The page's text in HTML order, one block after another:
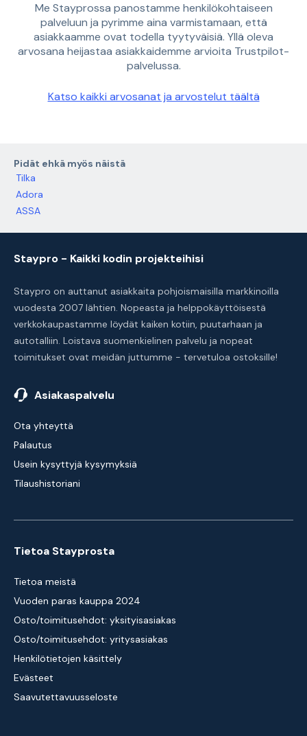
Me Stayprossa panostamme henkilökohtaiseen
palveluun ja pyrimme aina varmistamaan, että
asiakkaamme ovat todella tyytyväisiä. Yllä oleva
arvosana heijastaa asiakkaidemme arvioita Trustpilot-
palvelussa.
Katso kaikki arvosanat ja arvostelut täältä
Pidät ehkä myös näistä
Tilka
Adora
ASSA
Staypro - Kaikki kodin projekteihisi
Staypro on auttanut asiakkaita pohjoismaisilla markkinoilla
vuodesta 2007 lähtien. Nopeasta ja helppokäyttöisestä
verkkokaupastamme löydät kaiken kotiin, puutarhaan ja
autotalliin. Loistava suomenkielinen palvelu ja nopeat
toimitukset ovat meidän juttumme - tervetuloa ostoksille!
Asiakaspalvelu
Ota yhteyttä
Palautus
Usein kysyttyjä kysymyksiä
Tilaushistoriani
Tietoa Stayprosta
Tietoa meistä
Vuoden paras kauppa 2024
Osto/toimitusehdot: yksityisasiakas
Osto/toimitusehdot: yritysasiakas
Henkilötietojen käsittely
Evästeet
Saavutettavuusseloste